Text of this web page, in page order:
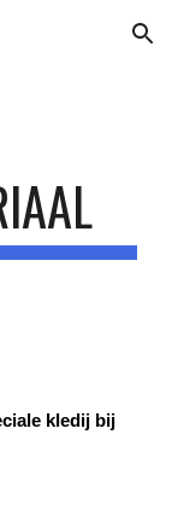
Skip to navigation
kledij bij